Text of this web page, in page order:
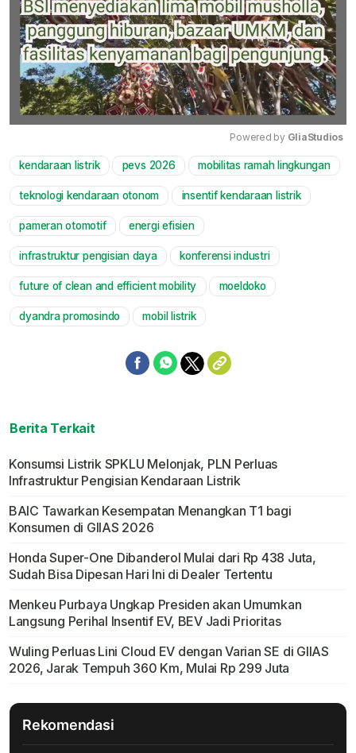
Mute
Powered by GliaStudios
kendaraan listrik pevs 2026 mobilitas ramah lingkungan
teknologi kendaraan otonom insentif kendaraan listrik
pameran otomotif energi efisien
infrastruktur pengisian daya konferensi industri
future of clean and efficient mobility moeldoko
dyandra promosindo mobil listrik
Berita Terkait
Konsumsi Listrik SPKLU Melonjak, PLN Perluas
Infrastruktur Pengisian Kendaraan Listrik
BAIC Tawarkan Kesempatan Menangkan T1 bagi
Konsumen di GIIAS 2026
Honda Super-One Dibanderol Mulai dari Rp 438 Juta,
Sudah Bisa Dipesan Hari Ini di Dealer Tertentu
Menkeu Purbaya Ungkap Presiden akan Umumkan
Langsung Perihal Insentif EV, BEV Jadi Prioritas
Wuling Perluas Lini Cloud EV dengan Varian SE di GIIAS
2026, Jarak Tempuh 360 Km, Mulai Rp 299 Juta
Rekomendasi